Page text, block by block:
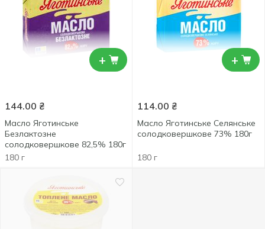
+
144.00 ₴
Масло Яготинське
Безлактозне
солодковершкове 82,5% 180г
180 г
+
114.00 ₴
Масло Яготинське Селянське
солодковершкове 73% 180г
180 г